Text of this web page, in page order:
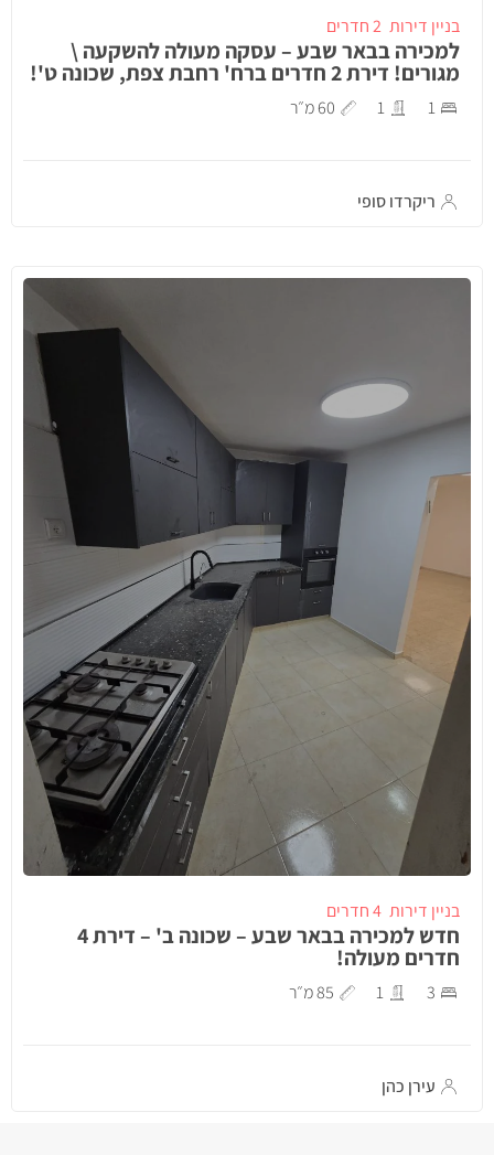
בניין דירות 2 חדרים
למכירה בבאר שבע – עסקה מעולה להשקעה \
מגורים! דירת 2 חדרים ברח' רחבת צפת, שכונה ט'!
1
1 60 מ״ר
ריקרדו סופי
בניין דירות 4 חדרים
חדש למכירה בבאר שבע – שכונה ב' – דירת 4
חדרים מעולה!
3
1 85 מ״ר
עירן כהן